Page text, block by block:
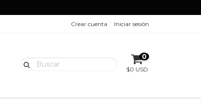
Crear cuenta Iniciar sesión
0
$0 USD